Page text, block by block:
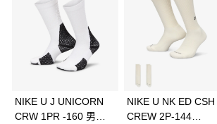
3 期 0 利率 每期
合作金庫商業銀行
第一商業銀行
華南商業銀行
彰化商業銀行
上海商業儲蓄銀行
Apple Pay
全盈+PAY
NIKE U J UNICORN
CRW 1PR -160 男女
NIKE U NK ED CSH
CREW 2P-144